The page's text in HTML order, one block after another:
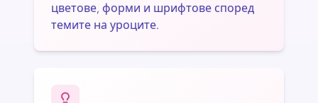
цветове, форми и шрифтове според
темите на уроците.